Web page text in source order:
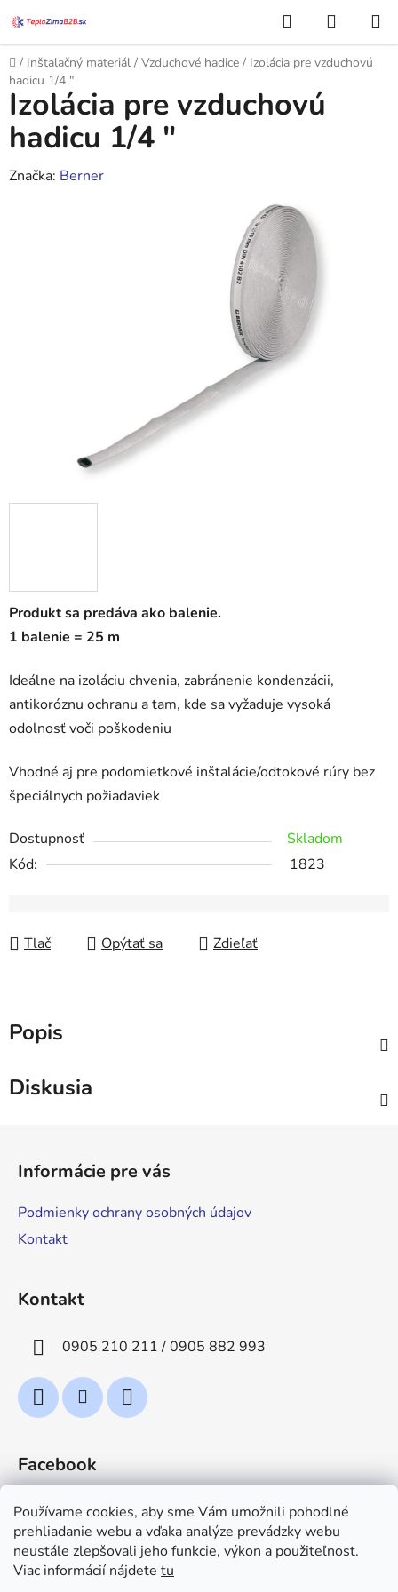
Používame cookies, aby sme Vám umožnili pohodlné
prehliadanie webu a vďaka analýze prevádzky webu
neustále zlepšovali jeho funkcie, výkon a použiteľnosť.
Viac informácií nájdete tu
na
obsah
Hľadať
KOŠÍK
Domov
/ Inštalačný materiál / Vzduchové hadice / Izolácia pre vzduchovú
hadicu 1/4 "
Produkt sa predáva ako balenie.
1 balenie = 25 m
Ideálne na izoláciu chvenia, zabránenie kondenzácii,
antikoróznu ochranu a tam, kde sa vyžaduje vysoká
odolnosť voči poškodeniu
Vhodné aj pre podomietkové inštalácie/odtokové rúry bez
špeciálnych požiadaviek
Dostupnosť
Skladom
Kód:
1823
Tlač Opýtať sa Zdieľať
Izolácia pre vzduchovú
hadicu 1/4 "
Značka: Berner
Popis
Diskusia
Informácie pre vás
Podmienky ochrany osobných údajov
Kontakt
Kontakt
0905 210 211 / 0905 882 993
Facebook